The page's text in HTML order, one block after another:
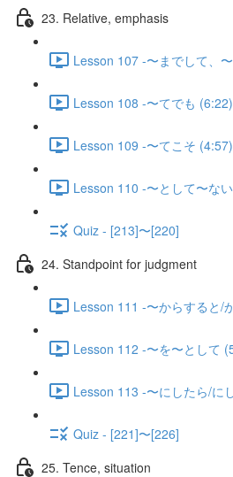
23. Relative, emphasis
Lesson 107 -〜までして、
Lesson 108 -〜てでも (6:22)
Lesson 109 -〜てこそ (4:57)
Lesson 110 -〜として〜な
Quiz - [213]〜[220]
24. Standpoint for judgment
Lesson 111 -〜からすると/
Lesson 112 -〜を〜として
Lesson 113 -〜にしたら/に
Quiz - [221]〜[226]
25. Tence, situation